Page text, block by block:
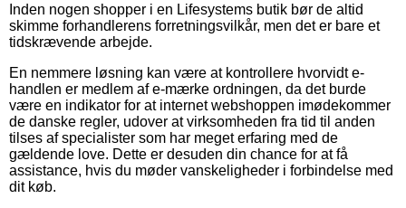
Inden nogen shopper i en Lifesystems butik bør de altid
skimme forhandlerens forretningsvilkår, men det er bare et
tidskrævende arbejde.
En nemmere løsning kan være at kontrollere hvorvidt e-
handlen er medlem af e-mærke ordningen, da det burde
være en indikator for at internet webshoppen imødekommer
de danske regler, udover at virksomheden fra tid til anden
tilses af specialister som har meget erfaring med de
gældende love. Dette er desuden din chance for at få
assistance, hvis du møder vanskeligheder i forbindelse med
dit køb.